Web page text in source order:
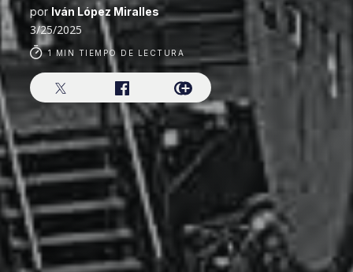
por Iván López Miralles
3/25/2025
1 MIN TIEMPO DE LECTURA